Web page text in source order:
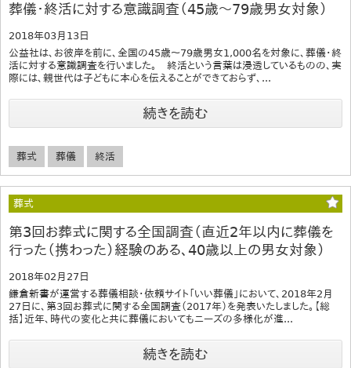
葬儀・終活に対する意識調査（45歳～79歳男女対象）
2018年03月13日
公益社は、お彼岸を前に、全国の45歳～79歳男女1,000名を対象に、葬儀・終
活に対する意識調査を行いました。 終活という言葉は浸透しているものの、実
際には、親世代は子どもに本心を伝えることができておらず、...
続きを読む
葬式 葬儀 終活
葬式
第3回お葬式に関する全国調査（直近2年以内に葬儀を
行った（携わった）経験のある、40歳以上の男女対象）
2018年02月27日
鎌倉新書が運営する葬儀相談・依頼サイト「いい葬儀」において、2018年2月
27日に、第3回お葬式に関する全国調査（2017年）を発表いたしました。【総
括】近年、時代の変化と共に葬儀においてもニーズの多様化が進...
続きを読む